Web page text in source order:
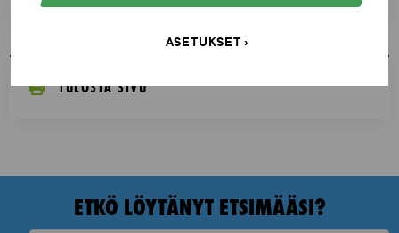
ASETUKSET
TULOSTA SIVU
ETKÖ LÖYTÄNYT ETSIMÄÄSI?